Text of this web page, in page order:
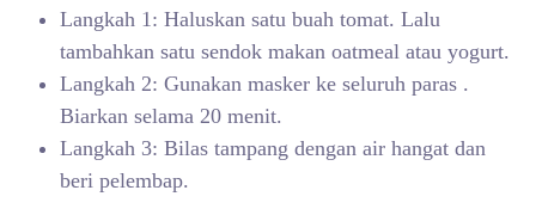
Langkah 1: Haluskan satu buah tomat. Lalu
tambahkan satu sendok makan oatmeal atau yogurt.
Langkah 2: Gunakan masker ke seluruh paras .
Biarkan selama 20 menit.
Langkah 3: Bilas tampang dengan air hangat dan
beri pelembap.